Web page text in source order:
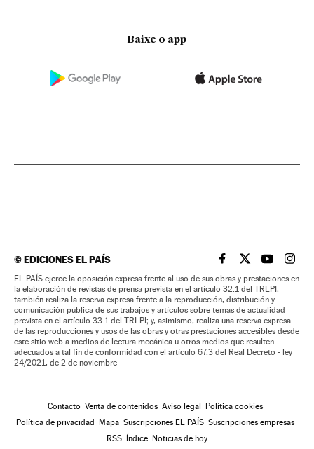
Baixe o app
©EDICIONES EL PAÍS EL PAÍS BRASIL EN
EL PAÍSEL PAÍS
EL
EL PAÍS ejerce la oposición expresa frente al uso de sus obras y prestaciones en
la elaboración de revistas de prensa prevista en el artículo 32.1 del TRLPI;
también realiza la reserva expresa frente a la reproducción, distribución y
comunicación pública de sus trabajos y artículos sobre temas de actualidad
prevista en el artículo 33.1 del TRLPI; y, asimismo, realiza una reserva expresa
de las reproducciones y usos de las obras y otras prestaciones accesibles desde
este sitio web a medios de lectura mecánica u otros medios que resulten
adecuados a tal fin de conformidad con el artículo 67.3 del Real Decreto - ley
24/2021, de 2 de noviembre
Contacto Venta de contenidos Aviso legal
Política cookies
Política de privacidad
Mapa Suscripciones EL PAÍS Suscripciones empresas
RSS
Índice Noticias de hoy